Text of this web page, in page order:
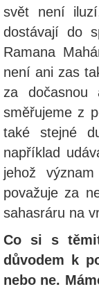
svět není
dostávají do
Ramana
není ani zas
za dočasnou
směřujeme z
také stejné
například
jehož
považuje za
sahasráru na
Co si s
důvodem k
nebo ne.